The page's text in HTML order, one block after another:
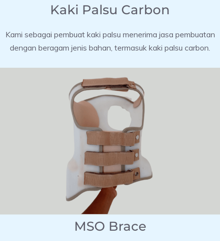
Kaki Palsu Carbon
Kami sebagai pembuat kaki palsu menerima jasa pembuatan
dengan beragam jenis bahan, termasuk kaki palsu carbon.
MSO Brace